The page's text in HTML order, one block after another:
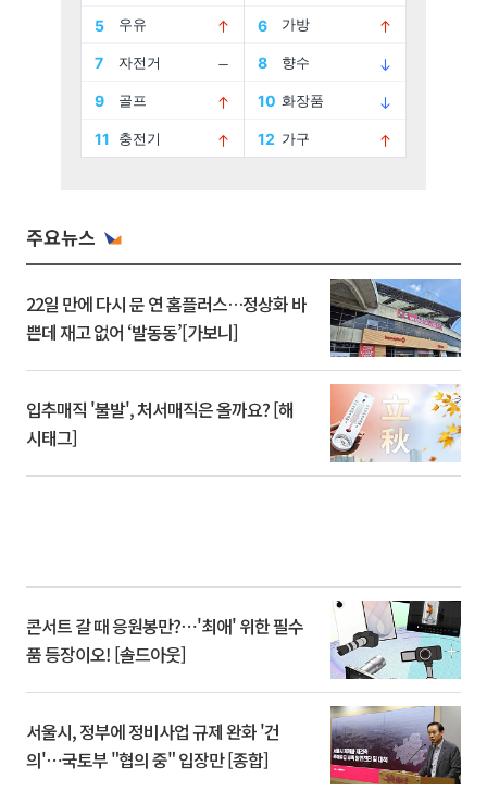
주요뉴스
22일 만에 다시 문 연 홈플러스…정상화 바
쁜데 재고 없어 ‘발동동’[가보니]
입추매직 '불발', 처서매직은 올까요? [해
시태그]
콘서트 갈 때 응원봉만?⋯'최애' 위한 필수
품 등장이오! [솔드아웃]
서울시, 정부에 정비사업 규제 완화 '건
의'⋯국토부 "협의 중" 입장만 [종합]